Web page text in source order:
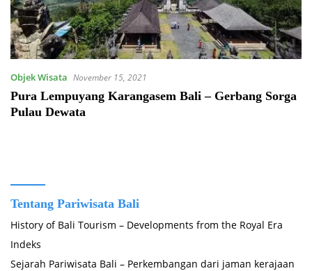
Objek Wisata November 15, 2021
Pura Lempuyang Karangasem Bali – Gerbang Sorga
Pulau Dewata
Tentang Pariwisata Bali
History of Bali Tourism – Developments from the Royal Era
Indeks
Sejarah Pariwisata Bali – Perkembangan dari jaman kerajaan